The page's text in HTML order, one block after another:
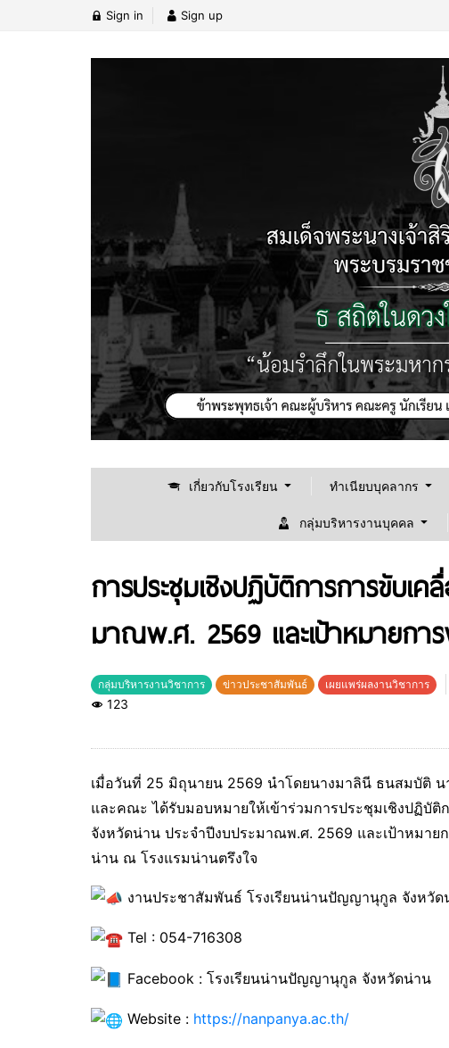
Sign in Sign up
เกี่ยวกับโรงเรียน ทำเนียบบุคลากร
กลุ่มบริหารงานบุคคล
การประชุมเชิงปฏิบัติการการขับเ
มาณพ.ศ. 2569 และเป้าหมายก
กลุ่มบริหารงานวิชาการ ข่าวประชาสัมพันธ์ เผยแพร่ผลงานวิชาการ
123
เมื่อวันที่ 25 มิถุนายน 2569 นำโดยนางมาลินี ธนสมบัติ น
และคณะ ได้รับมอบหมายให้เข้าร่วมการประชุมเชิงปฏิบั
จังหวัดน่าน ประจำปีงบประมาณพ.ศ. 2569 และเป้าหมา
น่าน ณ โรงแรมน่านตรึงใจ
งานประชาสัมพันธ์ โรงเรียนน่านปัญญานุกูล จังหวัด
Tel : 054-716308
Facebook : โรงเรียนน่านปัญญานุกูล จังหวัดน่าน
Website : https://nanpanya.ac.th/